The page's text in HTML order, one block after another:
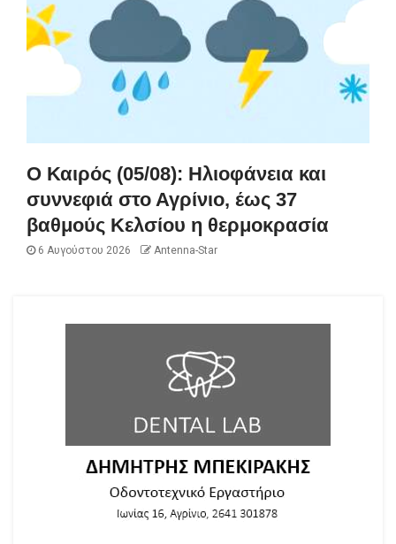
Ο Καιρός (05/08): Ηλιοφάνεια και
συννεφιά στο Αγρίνιο, έως 37
βαθμούς Κελσίου η θερμοκρασία
6 Αυγούστου 2026 Antenna-Star